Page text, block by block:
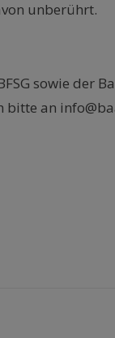
unberührt.
sowie der
bitte an